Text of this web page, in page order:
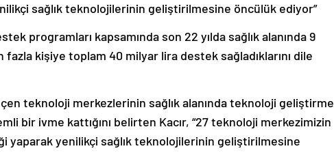
sağlık teknolojilerinin geliştirilmesine öncülük ediyor”
programları kapsamında son 22 yılda sağlık alanında 9
kişiye toplam 40 milyar lira destek sağladıklarını dile
teknoloji merkezlerinin sağlık alanında teknoloji geliştirme
bir ivme kattığını belirten Kacır, “27 teknoloji merkezimizin
yaparak yenilikçi sağlık teknolojilerinin geliştirilmesine